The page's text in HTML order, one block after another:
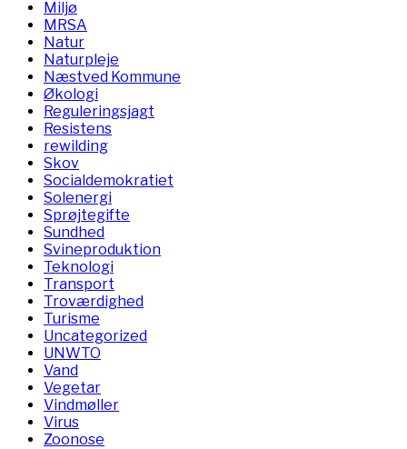
Miljø
MRSA
Natur
Naturpleje
Næstved Kommune
Økologi
Reguleringsjagt
Resistens
rewilding
Skov
Socialdemokratiet
Solenergi
Sprøjtegifte
Sundhed
Svineproduktion
Teknologi
Transport
Troværdighed
Turisme
Uncategorized
UNWTO
Vand
Vegetar
Vindmøller
Virus
Zoonose